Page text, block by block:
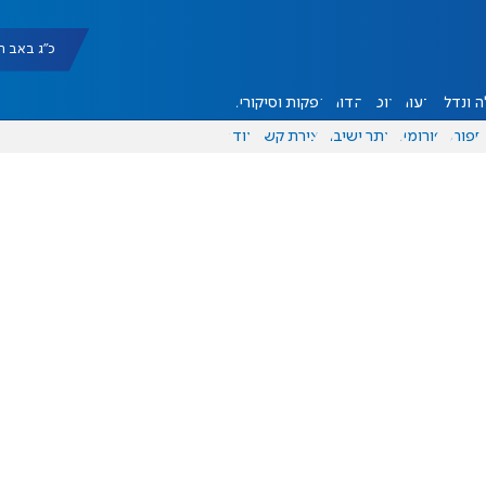
כ"ג באב תשפ"ו
ונדל"ן דעות אוכל יהדות הפקות וסיקורים
ספורט פורומים אתר ישיבה יצירת קשר עוד